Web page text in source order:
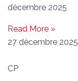
décembre 2025
Read More »
27 décembre 2025
CP